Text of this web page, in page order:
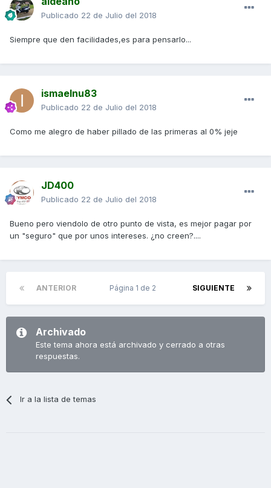
Publicado 22 de Julio del 2018
Siempre que den facilidades,es para pensarlo...
ismaelnu83
Publicado 22 de Julio del 2018
Como me alegro de haber pillado de las primeras al 0% jeje
JD400
Publicado 22 de Julio del 2018
Bueno pero viendolo de otro punto de vista, es mejor pagar por
un "seguro" que por unos intereses. ¿no creen?....
ANTERIOR SIGUIENTE
Página 1 de 2
Archivado
Este tema ahora está archivado y cerrado a otras
respuestas.
Ir a la lista de temas